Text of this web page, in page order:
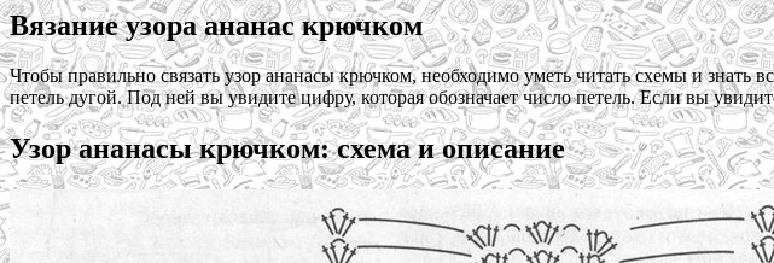
Вязание узора ананас крючком
Чтобы правильно связать узор ананасы крючком, необходимо уметь читать схемы и знать
петель дугой. Под ней вы увидите цифру, которая обозначает число петель. Если вы
Узор ананасы крючком: схема и описание